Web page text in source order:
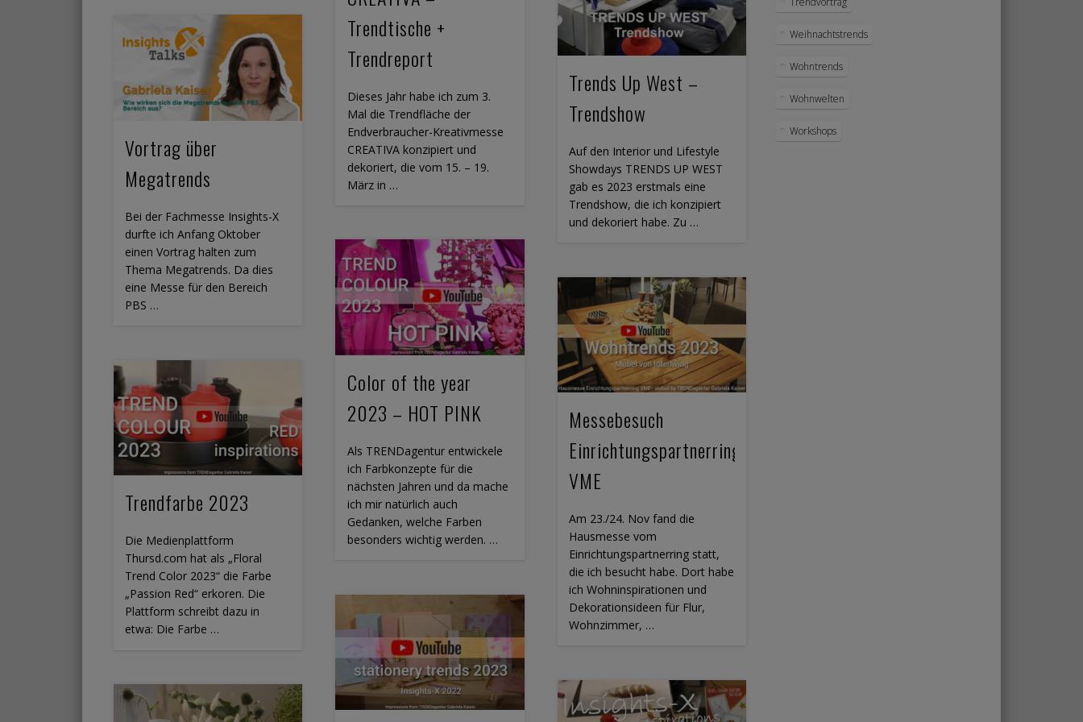
Trendtische +
Trendreport
Dieses Jahr habe ich zum 3.
Mal die Trendfläche der
Endverbraucher-Kreativmesse
CREATIVA konzipiert und
dekoriert, die vom 15. – 19.
März in …
Trends Up West –
Trendshow
Auf den Interior und Lifestyle
Showdays TRENDS UP WEST
gab es 2023 erstmals eine
Trendshow, die ich konzipiert
und dekoriert habe. Zu …
Vortrag über
Megatrends
Bei der Fachmesse Insights-X
durfte ich Anfang Oktober
einen Vortrag halten zum
Thema Megatrends. Da dies
eine Messe für den Bereich
PBS …
Color of the year
2023 – HOT PINK
Als TRENDagentur entwickele
ich Farbkonzepte für die
nächsten Jahren und da mache
ich mir natürlich auch
Gedanken, welche Farben
besonders wichtig werden. …
Messebesuch
Einrichtungspartnerring
VME
Am 23./24. Nov fand die
Hausmesse vom
Einrichtungspartnerring statt,
die ich besucht habe. Dort habe
ich Wohninspirationen und
Dekorationsideen für Flur,
Wohnzimmer, …
Trendfarbe 2023
Die Medienplattform
Thursd.com hat als „Floral
Trend Color 2023“ die Farbe
„Passion Red“ erkoren. Die
Plattform schreibt dazu in
etwa: Die Farbe …
Weihnachtstrends
Wohntrends
Wohnwelten
Workshops